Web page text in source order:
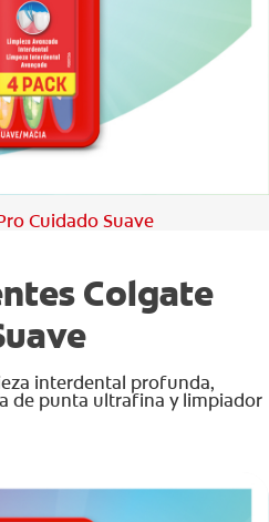
CHEQUEO DE SALUD BUCAL
SELECCIÓN DE PRODUCTOS
PARA PROFESIONALES
SUSCRÍBETE
Cuidado Suave
Colgate
interdental profunda,
de punta ultrafina y limpiador